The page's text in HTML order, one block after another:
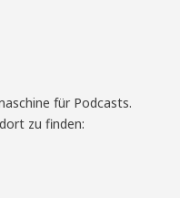
für Podcasts.
zu finden: